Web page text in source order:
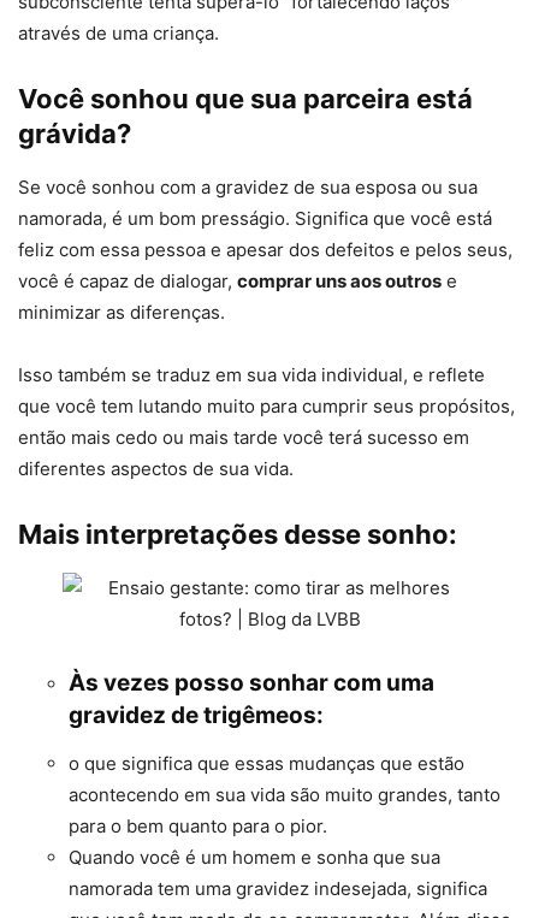
através de uma criança.
Você sonhou que sua parceira está
grávida?
Se você sonhou com a gravidez de sua esposa ou sua
namorada, é um bom presságio. Significa que você está
feliz com essa pessoa e apesar dos defeitos e pelos seus,
você é capaz de dialogar, comprar uns aos outros e
minimizar as diferenças.
Isso também se traduz em sua vida individual, e reflete
que você tem lutando muito para cumprir seus propósitos,
então mais cedo ou mais tarde você terá sucesso em
diferentes aspectos de sua vida.
Mais interpretações desse sonho:
Às vezes posso sonhar com uma
gravidez de trigêmeos:
o que significa que essas mudanças que estão
acontecendo em sua vida são muito grandes, tanto
para o bem quanto para o pior.
Quando você é um homem e sonha que sua
namorada tem uma gravidez indesejada, significa